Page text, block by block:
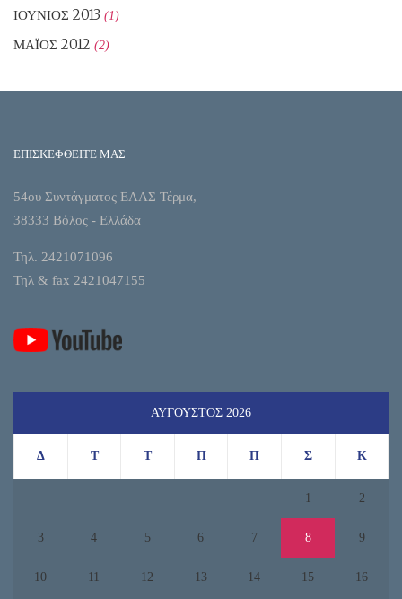
ΙΟΎΝΙΟΣ 2013 (1)
ΜΆΙΟΣ 2012 (2)
ΕΠΙΣΚΕΦΘΕΙΤΕ ΜΑΣ
54ου Συντάγματος ΕΛΑΣ Τέρμα,
38333 Βόλος - Ελλάδα
Τηλ. 2421071096
Τηλ & fax 2421047155
ΑΎΓΟΥΣΤΟΣ 2026
Δ Τ Τ Π Π Σ Κ
1 2
3 4 5 6 7 8 9
10 11 12 13 14 15 16